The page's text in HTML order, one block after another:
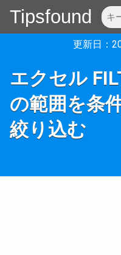
Tipsfound
更新日：
エクセル
の範囲を条
絞り込む